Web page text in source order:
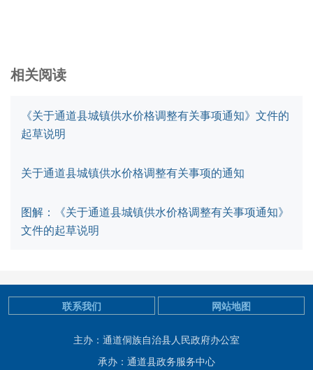
相关阅读
《关于通道县城镇供水价格调整有关事项通知》文件的
起草说明
关于通道县城镇供水价格调整有关事项的通知
图解：《关于通道县城镇供水价格调整有关事项通知》
文件的起草说明
主办：通道侗族自治县人民政府办公室
承办：通道县政务服务中心
联系我们 网站地图